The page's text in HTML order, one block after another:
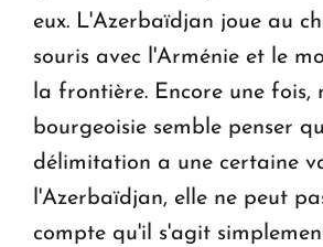
eux. L'Azerbaïdjan joue au
souris avec l'Arménie et le
la frontière. Encore une fois,
bourgeoisie semble penser
délimitation a une certaine
l'Azerbaïdjan, elle ne peut
compte qu'il s'agit